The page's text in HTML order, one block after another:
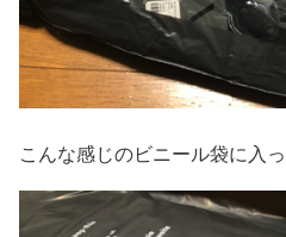
こんな感じのビニール袋に入っ